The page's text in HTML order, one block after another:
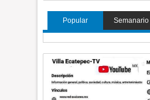
Popular Semanario